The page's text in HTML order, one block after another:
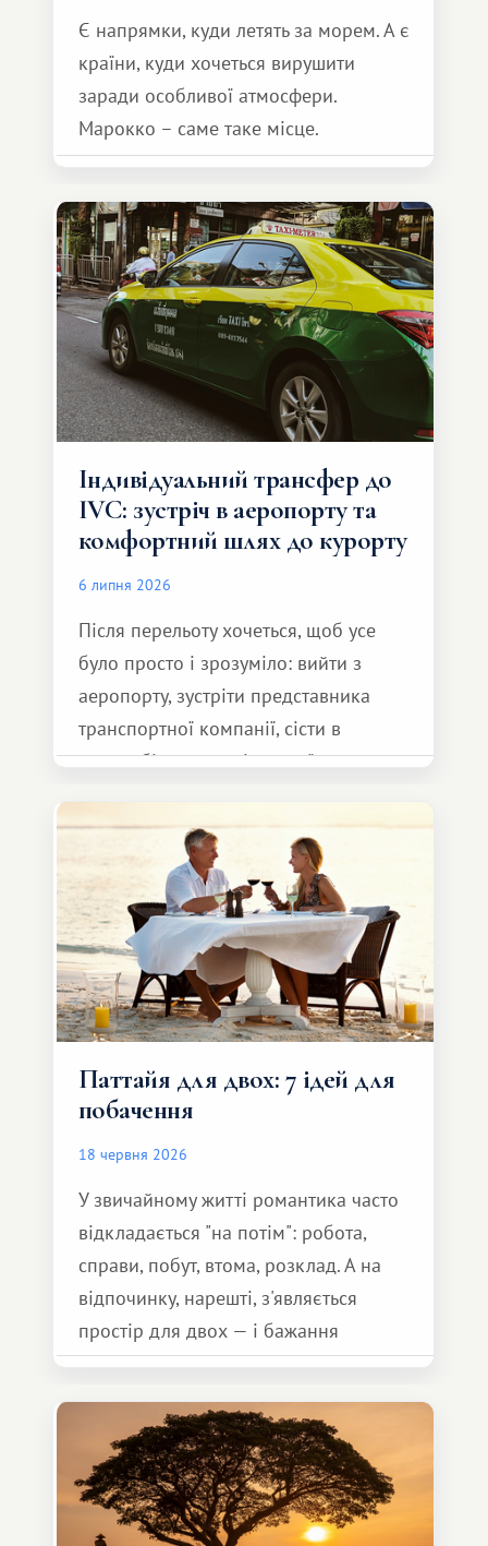
Є напрямки, куди летять за морем. А є
країни, куди хочеться вирушити
заради особливої ​​атмосфери.
Марокко – саме таке місце.
Індивідуальний трансфер до
IVC: зустріч в аеропорту та
комфортний шлях до курорту
6 липня 2026
Після перельоту хочеться, щоб усе
було просто і зрозуміло: вийти з
аеропорту, зустріти представника
транспортної компанії, сісти в
автомобіль та спокійно доїхати до
Паттайя для двох: 7 ідей для
побачення
18 червня 2026
У звичайному житті романтика часто
відкладається "на потім": робота,
справи, побут, втома, розклад. А на
відпочинку, нарешті, з'являється
простір для двох — і бажання
зробити для близької людини щось
особливе. Не обов'язково масштабне,
але тепле і незабутнє :)